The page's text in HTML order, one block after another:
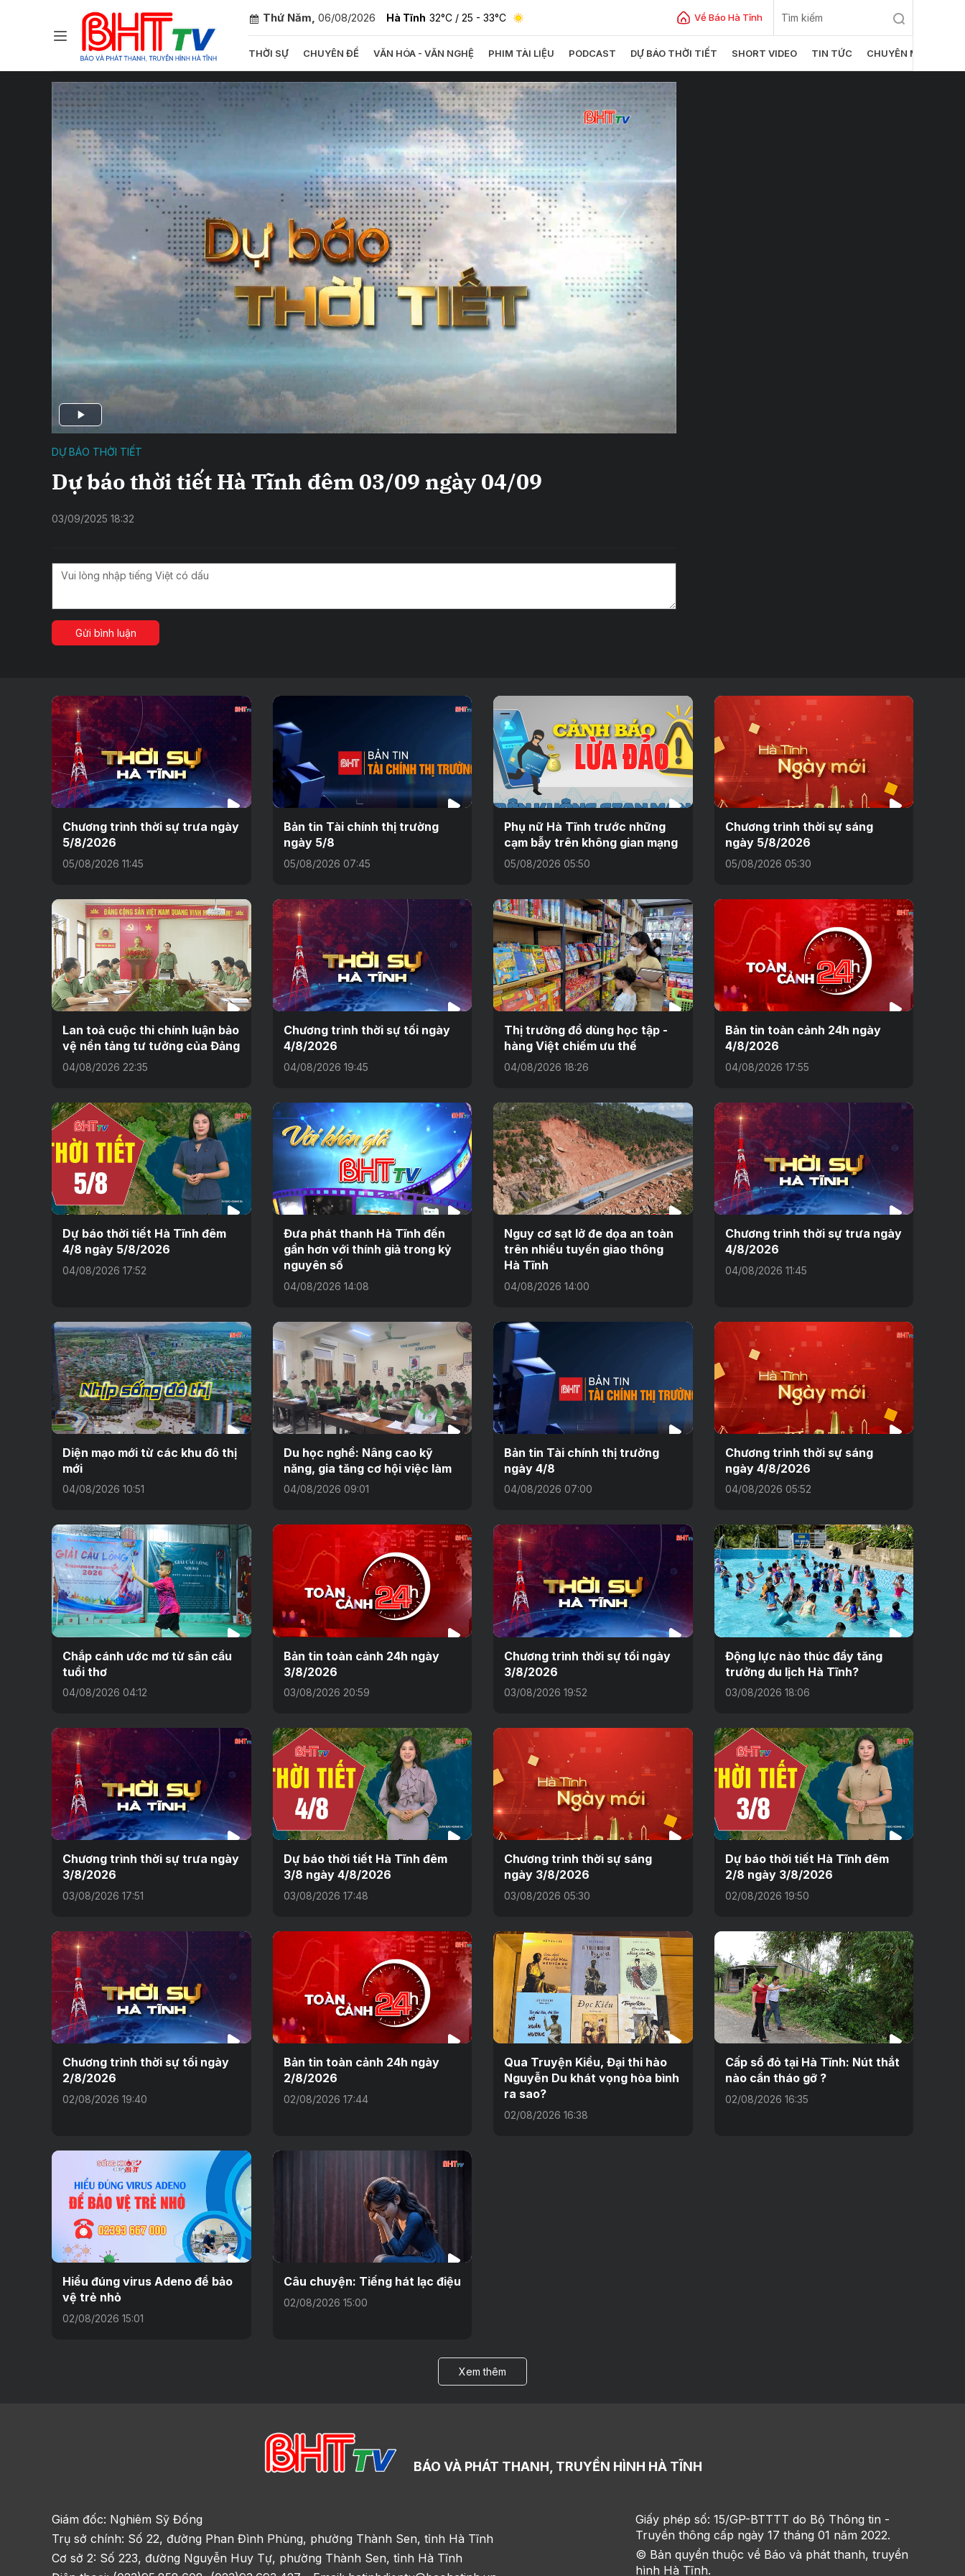
Thứ Năm, 06/08/2026 Hà Tĩnh 32°C / 25 - 33°C Về Báo Hà Tĩnh
THỜI SỰ CHUYÊN ĐỀ VĂN HÓA - VĂN NGHỆ PHIM TÀI LIỆU PODCAST DỰ BÁO THỜI TIẾT SHORT VIDEO TIN TỨC CHUYÊN MỤC
DỰ BÁO THỜI TIẾT
Dự báo thời tiết Hà Tĩnh đêm 03/09 ngày 04/09
03/09/2025 18:32
Gửi bình luận
Chương trình thời sự trưa ngày
5/8/2026
05/08/2026 11:45
Bản tin Tài chính thị trường
ngày 5/8
05/08/2026 07:45
Phụ nữ Hà Tĩnh trước những
cạm bẫy trên không gian mạng
05/08/2026 05:50
Chương trình thời sự sáng
ngày 5/8/2026
05/08/2026 05:30
Lan toả cuộc thi chính luận bảo
vệ nền tảng tư tưởng của Đảng
04/08/2026 22:35
Chương trình thời sự tối ngày
4/8/2026
04/08/2026 19:45
Thị trường đồ dùng học tập -
hàng Việt chiếm ưu thế
04/08/2026 18:26
Bản tin toàn cảnh 24h ngày
4/8/2026
04/08/2026 17:55
Dự báo thời tiết Hà Tĩnh đêm
4/8 ngày 5/8/2026
04/08/2026 17:52
Đưa phát thanh Hà Tĩnh đến
gần hơn với thính giả trong kỷ
nguyên số
04/08/2026 14:08
Nguy cơ sạt lở đe dọa an toàn
trên nhiều tuyến giao thông
Hà Tĩnh
04/08/2026 14:00
Chương trình thời sự trưa ngày
4/8/2026
04/08/2026 11:45
Diện mạo mới từ các khu đô thị
mới
04/08/2026 10:51
Du học nghề: Nâng cao kỹ
năng, gia tăng cơ hội việc làm
04/08/2026 09:01
Bản tin Tài chính thị trường
ngày 4/8
04/08/2026 07:00
Chương trình thời sự sáng
ngày 4/8/2026
04/08/2026 05:52
Chắp cánh ước mơ từ sân cầu
tuổi thơ
04/08/2026 04:12
Bản tin toàn cảnh 24h ngày
3/8/2026
03/08/2026 20:59
Chương trình thời sự tối ngày
3/8/2026
03/08/2026 19:52
Động lực nào thúc đẩy tăng
trưởng du lịch Hà Tĩnh?
03/08/2026 18:06
Chương trình thời sự trưa ngày
3/8/2026
03/08/2026 17:51
Dự báo thời tiết Hà Tĩnh đêm
3/8 ngày 4/8/2026
03/08/2026 17:48
Chương trình thời sự sáng
ngày 3/8/2026
03/08/2026 05:30
Dự báo thời tiết Hà Tĩnh đêm
2/8 ngày 3/8/2026
02/08/2026 19:50
Chương trình thời sự tối ngày
2/8/2026
02/08/2026 19:40
Bản tin toàn cảnh 24h ngày
2/8/2026
02/08/2026 17:44
Qua Truyện Kiều, Đại thi hào
Nguyễn Du khát vọng hòa bình
ra sao?
02/08/2026 16:38
Cấp sổ đỏ tại Hà Tĩnh: Nút thắt
nào cần tháo gỡ ?
02/08/2026 16:35
Hiểu đúng virus Adeno để bảo
vệ trẻ nhỏ
02/08/2026 15:01
Câu chuyện: Tiếng hát lạc điệu
02/08/2026 15:00
Xem thêm
BÁO VÀ PHÁT THANH, TRUYỀN HÌNH HÀ TĨNH
Giám đốc: Nghiêm Sỹ Đống
Trụ sở chính: Số 22, đường Phan Đình Phùng, phường Thành Sen, tỉnh Hà Tĩnh
Cơ sở 2: Số 223, đường Nguyễn Huy Tự, phường Thành Sen, tỉnh Hà Tĩnh
Giấy phép số: 15/GP-BTTTT do Bộ Thông tin -
Truyền thông cấp ngày 17 tháng 01 năm 2022.
© Bản quyền thuộc về Báo và phát thanh, truyền
hình Hà Tĩnh.